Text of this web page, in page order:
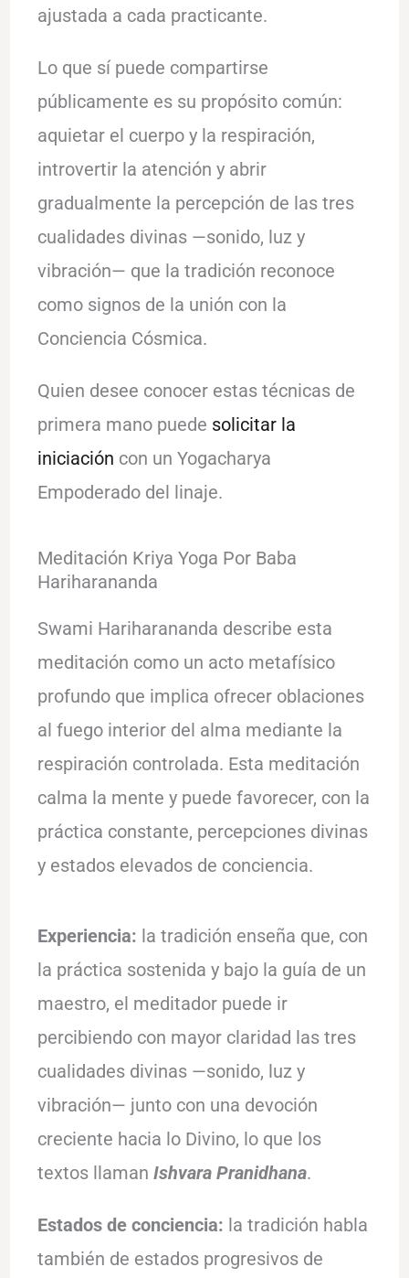
ajustada a cada practicante.
Lo que sí puede compartirse
públicamente es su propósito común:
aquietar el cuerpo y la respiración,
introvertir la atención y abrir
gradualmente la percepción de las tres
cualidades divinas —sonido, luz y
vibración— que la tradición reconoce
como signos de la unión con la
Conciencia Cósmica.
Quien desee conocer estas técnicas de
primera mano puede solicitar la
iniciación con un Yogacharya
Empoderado del linaje.
Meditación Kriya Yoga Por Baba
Hariharananda
Swami Hariharananda describe esta
meditación como un acto metafísico
profundo que implica ofrecer oblaciones
al fuego interior del alma mediante la
respiración controlada. Esta meditación
calma la mente y puede favorecer, con la
práctica constante, percepciones divinas
y estados elevados de conciencia.
Experiencia: la tradición enseña que, con
la práctica sostenida y bajo la guía de un
maestro, el meditador puede ir
percibiendo con mayor claridad las tres
cualidades divinas —sonido, luz y
vibración— junto con una devoción
creciente hacia lo Divino, lo que los
textos llaman Ishvara Pranidhana.
Estados de conciencia: la tradición habla
también de estados progresivos de